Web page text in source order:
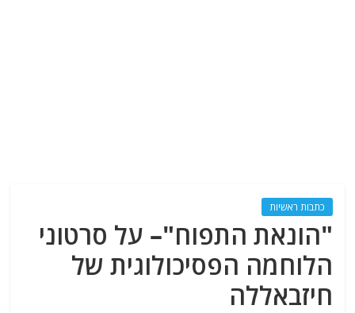
כתבות ראשיות
"הונאת התפוח"– על סרטוני
הלוחמה הפסיכולוגית של
חיזבאללה